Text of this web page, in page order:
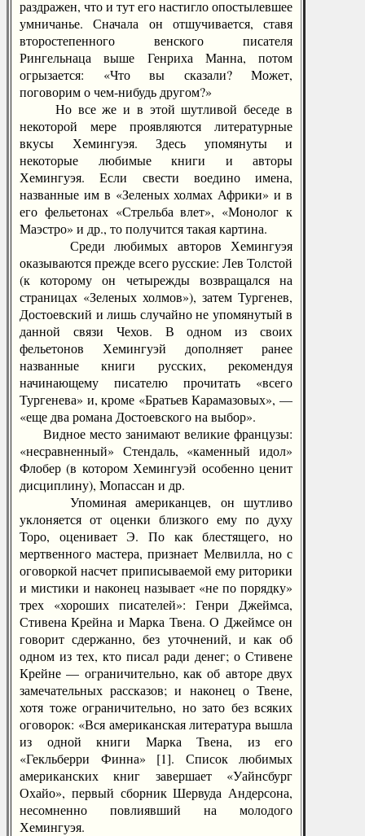
раздражен, что и тут его настигло опостылевшее
умничанье. Сначала он отшучивается, ставя
второстепенного венского писателя
Рингельнаца выше Генриха Манна, потом
огрызается: «Что вы сказали? Может,
поговорим о чем-нибудь другом?»
Но все же и в этой шутливой беседе в
некоторой мере проявляются литературные
вкусы Хемингуэя. Здесь упомянуты и
некоторые любимые книги и авторы
Хемингуэя. Если свести воедино имена,
названные им в «Зеленых холмах Африки» и в
его фельетонах «Стрельба влет», «Монолог к
Маэстро» и др., то получится такая картина.
Среди любимых авторов Хемингуэя
оказываются прежде всего русские: Лев Толстой
(к которому он четырежды возвращался на
страницах «Зеленых холмов»), затем Тургенев,
Достоевский и лишь случайно не упомянутый в
данной связи Чехов. В одном из своих
фельетонов Хемингуэй дополняет ранее
названные книги русских, рекомендуя
начинающему писателю прочитать «всего
Тургенева» и, кроме «Братьев Карамазовых», —
«еще два романа Достоевского на выбор».
Видное место занимают великие французы:
«несравненный» Стендаль, «каменный идол»
Флобер (в котором Хемингуэй особенно ценит
дисциплину), Мопассан и др.
Упоминая американцев, он шутливо
уклоняется от оценки близкого ему по духу
Торо, оценивает Э. По как блестящего, но
мертвенного мастера, признает Мелвилла, но с
оговоркой насчет приписываемой ему риторики
и мистики и наконец называет «не по порядку»
трех «хороших писателей»: Генри Джеймса,
Стивена Крейна и Марка Твена. О Джеймсе он
говорит сдержанно, без уточнений, и как об
одном из тех, кто писал ради денег; о Стивене
Крейне — ограничительно, как об авторе двух
замечательных рассказов; и наконец о Твене,
хотя тоже ограничительно, но зато без всяких
оговорок: «Вся американская литература вышла
из одной книги Марка Твена, из его
«Гекльберри Финна» [1]. Список любимых
американских книг завершает «Уайнсбург
Охайо», первый сборник Шервуда Андерсона,
несомненно повлиявший на молодого
Хемингуэя.